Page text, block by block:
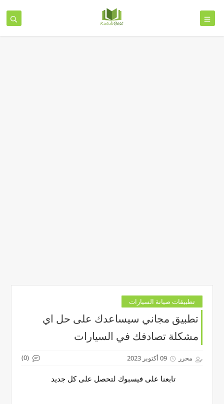
تطبيقات صيانة السيارات
تطبيق مجاني سيساعدك على حل اي
مشكلة تصادفك في السيارات
محرر 09 أكتوبر 2023 (0)
تابعنا على فيسبوك لتحصل على كل جديد